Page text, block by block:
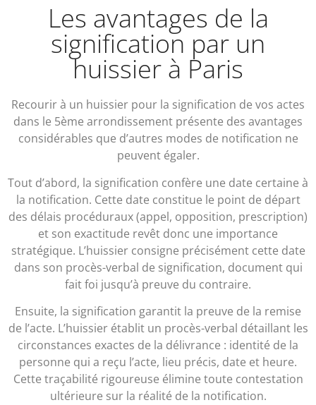
Les avantages de la
signification par un
huissier à Paris
Recourir à un huissier pour la signification de vos actes
dans le 5ème arrondissement présente des avantages
considérables que d’autres modes de notification ne
peuvent égaler.
Tout d’abord, la signification confère une date certaine à
la notification. Cette date constitue le point de départ
des délais procéduraux (appel, opposition, prescription)
et son exactitude revêt donc une importance
stratégique. L’huissier consigne précisément cette date
dans son procès-verbal de signification, document qui
fait foi jusqu’à preuve du contraire.
Ensuite, la signification garantit la preuve de la remise
de l’acte. L’huissier établit un procès-verbal détaillant les
circonstances exactes de la délivrance : identité de la
personne qui a reçu l’acte, lieu précis, date et heure.
Cette traçabilité rigoureuse élimine toute contestation
ultérieure sur la réalité de la notification.